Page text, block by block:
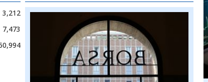
3,212
7,473